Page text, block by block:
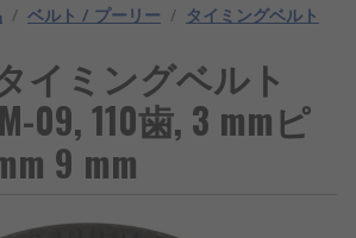
/ ベルト / プーリー / タイミングベルト
イミングベルト
09, 110歯, 3 mmピ
9 mm